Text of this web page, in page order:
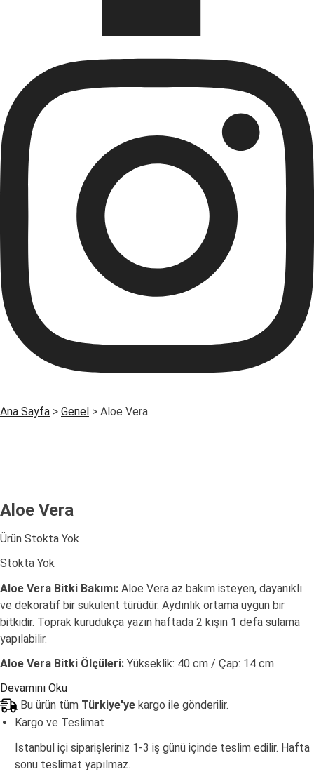
Ana Sayfa > Genel > Aloe Vera
Aloe Vera
Ürün Stokta Yok
Stokta Yok
Aloe Vera Bitki Bakımı: Aloe Vera az bakım isteyen, dayanıklı
ve dekoratif bir sukulent türüdür. Aydınlık ortama uygun bir
bitkidir. Toprak kurudukça yazın haftada 2 kışın 1 defa sulama
yapılabilir.
Aloe Vera Bitki Ölçüleri: Yükseklik: 40 cm / Çap: 14 cm
Devamını Oku
Bu ürün tüm Türkiye'ye kargo ile gönderilir.
Kargo ve Teslimat
İstanbul içi siparişleriniz 1-3 iş günü içinde teslim edilir. Hafta
sonu teslimat yapılmaz.